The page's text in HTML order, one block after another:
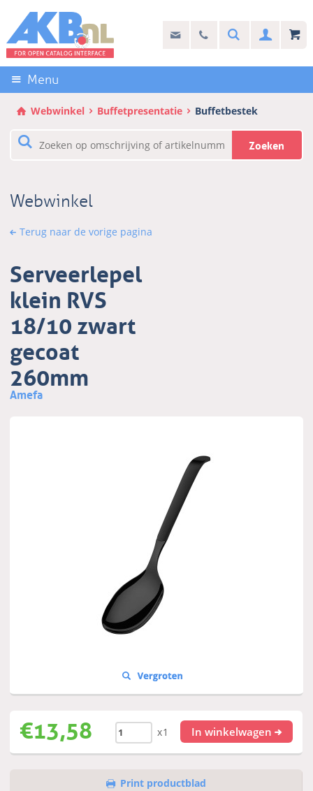
links
over
Direct
naar
de
inhoud
naar
info@akb.nl
Stel uw vraag
030 69 50 814Search
Menu
Webwinkel Buffetpresentatie Buffetbestek
Zoeken
Webwinkel
Terug naar de vorige pagina
Serveerlepel
klein RVS
18/10 zwart
gecoat
260mm
Amefa
€13,58 x1 In winkelwagen
Print productblad